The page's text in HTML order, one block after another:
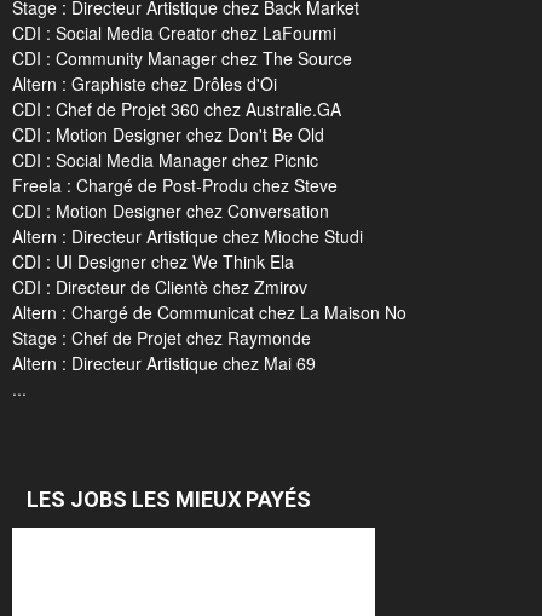
Stage : Directeur Artistique chez Back Market
CDI : Social Media Creator chez LaFourmi
CDI : Community Manager chez The Source
Altern : Graphiste chez Drôles d'Oi
CDI : Chef de Projet 360 chez Australie.GA
CDI : Motion Designer chez Don't Be Old
CDI : Social Media Manager chez Picnic
Freela : Chargé de Post-Produ chez Steve
CDI : Motion Designer chez Conversation
Altern : Directeur Artistique chez Mioche Studi
CDI : UI Designer chez We Think Ela
CDI : Directeur de Clientè chez Zmirov
Altern : Chargé de Communicat chez La Maison No
Stage : Chef de Projet chez Raymonde
Altern : Directeur Artistique chez Mai 69
...
LES JOBS LES MIEUX PAYÉS